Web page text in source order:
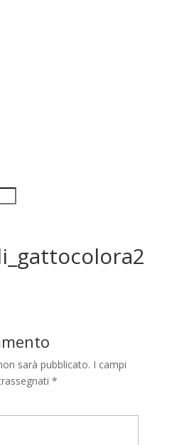
sarà pubblicato. I campi
*